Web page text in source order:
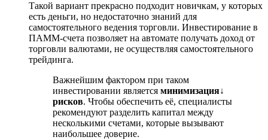
Такой вариант прекрасно подходит новичкам, у которых
есть деньги, но недостаточно знаний для
самостоятельного ведения торговли. Инвестирование в
ПАММ-счета позволяет на автомате получать доход от
торговли валютами, не осуществляя самостоятельного
трейдинга.
Важнейшим фактором при таком
инвестировании является минимизация↓
рисков. Чтобы обеспечить её, специалисты
рекомендуют разделить капитал между
несколькими счетами, которые вызывают
наибольшее доверие.